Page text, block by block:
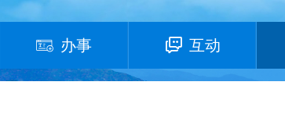
办事 互动